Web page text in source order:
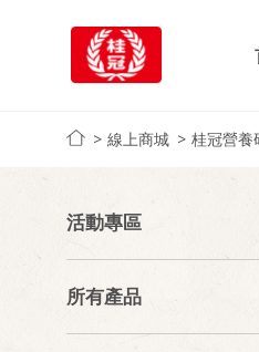
線上商城 桂冠營養
活動專區
所有產品